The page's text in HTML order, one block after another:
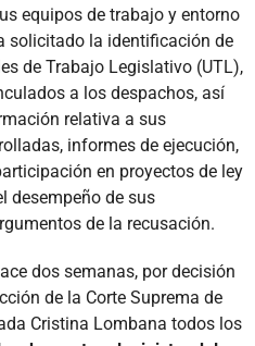
equipos de trabajo y entorno
solicitado la identificación de
de Trabajo Legislativo (UTL),
a los despachos, así
relativa a sus
informes de ejecución,
en proyectos de ley
desempeño de sus
de la recusación.
dos semanas, por decisión
de la Corte Suprema de
Cristina Lombana todos los